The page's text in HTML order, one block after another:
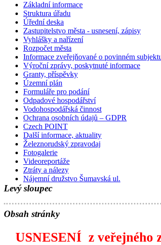
Základní informace
Struktura úřadu
Úřední deska
Zastupitelstvo města - usnesení, zápisy
Vyhlášky a nařízení
Rozpočet města
Informace zveřejňované o povinném
Výroční zprávy, poskytnuté informace
Granty, příspěvky
Územní plán
Formuláře pro podání
Odpadové hospodářství
Vodohospodářská činnost
Ochrana osobních údajů – GDPR
Czech POINT
Další informace, aktuality
Železnorudský zpravodaj
Fotogalerie
Videoreportáže
Ztráty a nálezy
Nájemní družstvo Šumavská ul.
Levý sloupec
Obsah stránky
USNESENÍ z veřejného